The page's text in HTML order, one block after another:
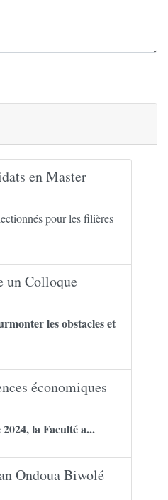
en Master
pour les filières
un Colloque
les obstacles et
économiques
la Faculté a...
Ondoua Biwolé